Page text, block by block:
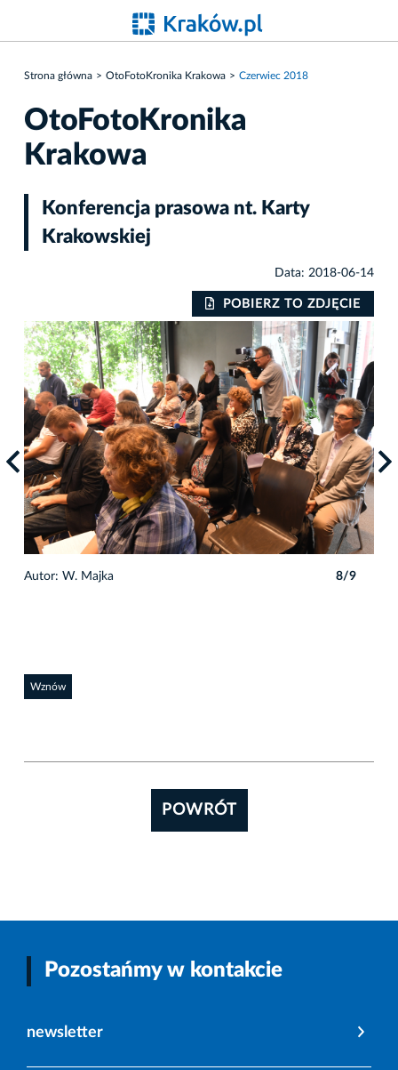
Strona główna OtoFotoKronika Krakowa Czerwiec 2018
OtoFotoKronika
Krakowa
Konferencja prasowa nt. Karty
Krakowskiej
Data: 2018-06-14
POBIERZ TO ZDJĘCIE
Autor: W. Majka 8/9
Wznów
POWRÓT
Pozostańmy w kontakcie
newsletter